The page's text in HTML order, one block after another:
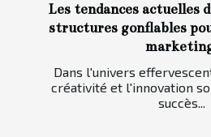
Les tendances actuelles
structures gonflables
Dans l'univers
créativité et l'innovation
succès...